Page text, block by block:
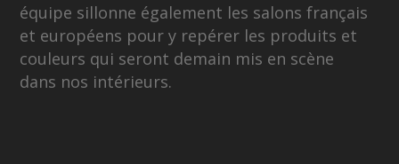
équipe sillonne également les salons français
et européens pour y repérer les produits et
couleurs qui seront demain mis en scène
dans nos intérieurs.